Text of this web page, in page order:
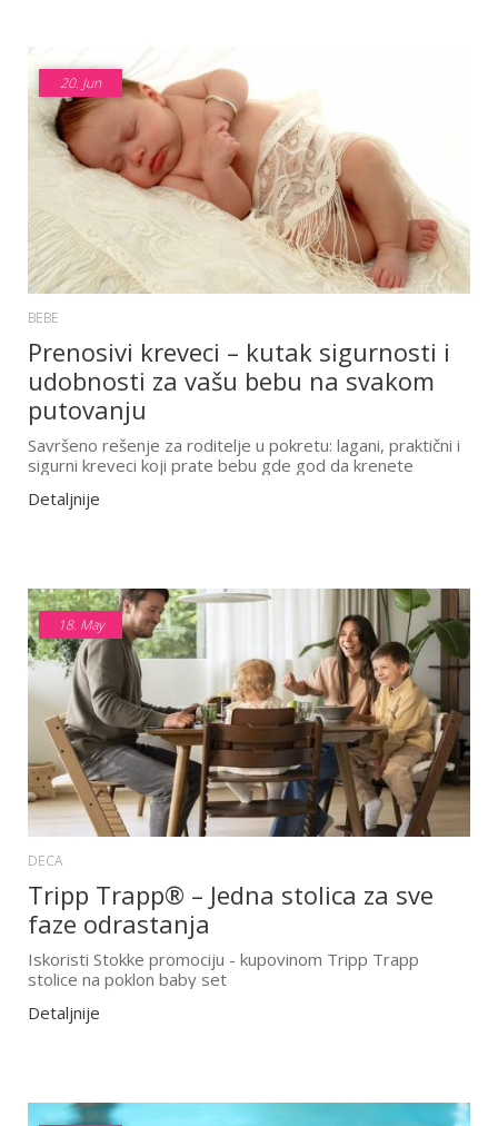
20. Jun
BEBE
Prenosivi kreveci – kutak sigurnosti i
udobnosti za vašu bebu na svakom
putovanju
Savršeno rešenje za roditelje u pokretu: lagani, praktični i
sigurni kreveci koji prate bebu gde god da krenete
Detaljnije
18. May
DECA
Tripp Trapp® – Jedna stolica za sve
faze odrastanja
Iskoristi Stokke promociju - kupovinom Tripp Trapp
stolice na poklon baby set
Detaljnije